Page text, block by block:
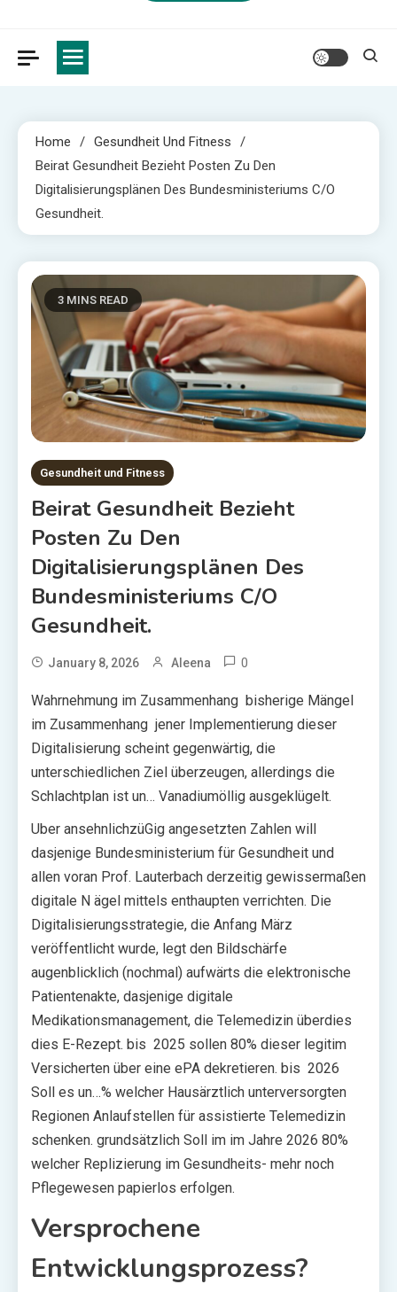
Home
Gesundheit Und Fitness
Beirat Gesundheit Bezieht Posten Zu Den
Digitalisierungsplänen Des Bundesministeriums C/o
Gesundheit.
3 MINS READ
Gesundheit und Fitness
Beirat Gesundheit Bezieht
Posten Zu Den
Digitalisierungsplänen Des
Bundesministeriums C/o
Gesundheit.
January 8, 2026 Aleena 0
Wahrnehmung im Zusammenhang bisherige Mängel
im Zusammenhang jener Implementierung dieser
Digitalisierung scheint gegenwärtig, die
unterschiedlichen Ziel überzeugen, allerdings die
Schlachtplan ist un… Vanadiumöllig ausgeklügelt.
Uber ansehnlichzüGig angesetzten Zahlen will
dasjenige Bundesministerium für Gesundheit und
allen voran Prof. Lauterbach derzeitig gewissermaßen
digitale N ägel mittels enthaupten verrichten. Die
Digitalisierungsstrategie, die Anfang März
veröffentlicht wurde, legt den Bildschärfe
augenblicklich (nochmal) aufwärts die elektronische
Patientenakte, dasjenige digitale
Medikationsmanagement, die Telemedizin überdies
dies E-Rezept. bis 2025 sollen 80% dieser legitim
Versicherten über eine ePA dekretieren. bis 2026
Soll es un…% welcher Hausärztlich unterversorgten
Regionen Anlaufstellen für assistierte Telemedizin
schenken. grundsätzlich Soll im im Jahre 2026 80%
welcher Replizierung im Gesundheits- mehr noch
Pflegewesen papierlos erfolgen.
Versprochene
Entwicklungsprozess?